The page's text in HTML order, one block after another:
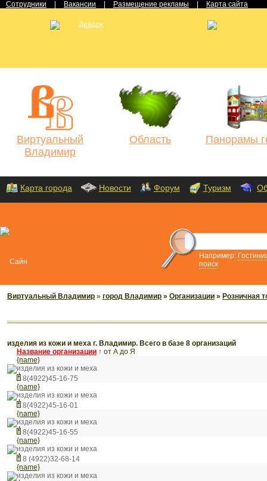
Сотрудники Вакансии Размещение рекламы Карта сайта
Виртуальный
Владимир
Область Панорамы
Карта города Новости Форум Туризм
Например:
поиск
Виртуальный Владимир » город Владимир » Организации » Розничная
изделия из кожи и меха г. Владимир. Всего в базе 8 организаций
Название организации ↑ от А до Я
{name}
изделия из кожи и меха
8(4922)45-16-75
{name}
изделия из кожи и меха
8(4922)45-16-01
{name}
изделия из кожи и меха
8(4922)45-16-55
{name}
изделия из кожи и меха
8 (4922)32-68-14
{name}
изделия из кожи и меха